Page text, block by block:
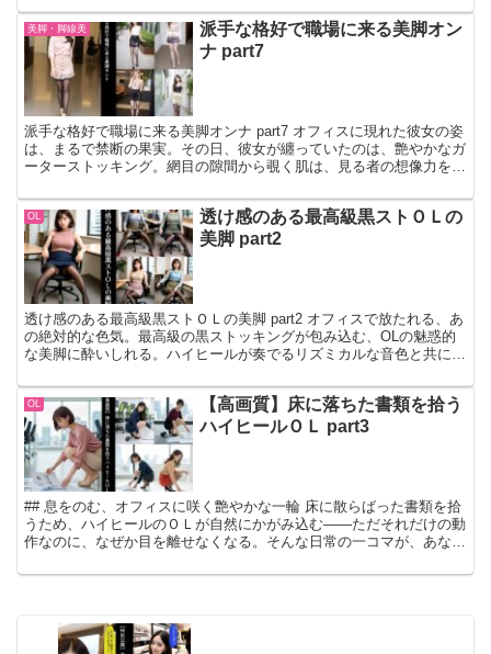
美脚・脚線美
派手な格好で職場に来る美脚オン
ナ part7
派手な格好で職場に来る美脚オンナ part7 オフィスに現れた彼女の姿
は、まるで禁断の果実。その日、彼女が纏っていたのは、艶やかなガ
ーターストッキング。網目の隙間から覗く肌は、見る者の想像力を掻
OL
透け感のある最高級黒ストＯＬの
美脚 part2
透け感のある最高級黒ストＯＬの美脚 part2 オフィスで放たれる、あ
の絶対的な色気。最高級の黒ストッキングが包み込む、OLの魅惑的
な美脚に酔いしれる。ハイヒールが奏でるリズミカルな音色と共に、
OL
【高画質】床に落ちた書類を拾う
ハイヒールＯＬ part3
## 息をのむ、オフィスに咲く艶やかな一輪 床に散らばった書類を拾
うため、ハイヒールのＯＬが自然にかがみ込む――ただそれだけの動
作なのに、なぜか目を離せなくなる。そんな日常の一コマが、あなた